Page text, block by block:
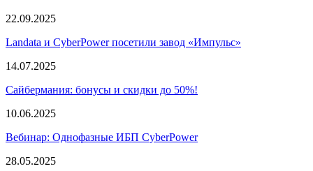
22.09.2025
Landata и CyberPower посетили завод «Импульс»
14.07.2025
Сайбермания: бонусы и скидки до 50%!
10.06.2025
Вебинар: Однофазные ИБП CyberPower
28.05.2025